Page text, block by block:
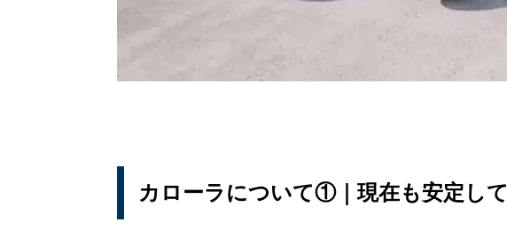
カローラについて①｜現在も安定し